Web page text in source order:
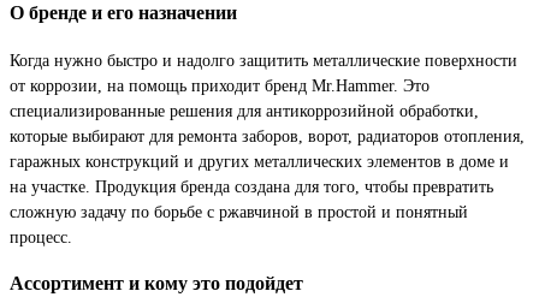
О бренде и его назначении
Когда нужно быстро и надолго защитить металлические поверхности
от коррозии, на помощь приходит бренд Mr.Hammer. Это
специализированные решения для антикоррозийной обработки,
которые выбирают для ремонта заборов, ворот, радиаторов отопления,
гаражных конструкций и других металлических элементов в доме и
на участке. Продукция бренда создана для того, чтобы превратить
сложную задачу по борьбе с ржавчиной в простой и понятный
процесс.
Ассортимент и кому это подойдет